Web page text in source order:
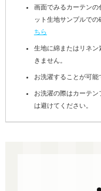
画面でみるカーテン
ット生地サンプルでの
ちら
生地に綿またはリネ
きません。
お洗濯することが可能
お洗濯の際はカーテ
は避けてください。